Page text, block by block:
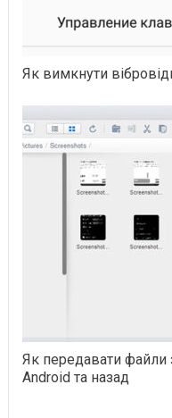
Як вимкнути
Як передавати файли
Android та назад